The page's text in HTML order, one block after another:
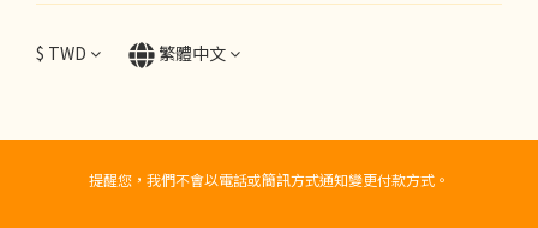
$ TWD 繁體中文
提醒您，我們不會以電話或簡訊方式通知變更付款方式。